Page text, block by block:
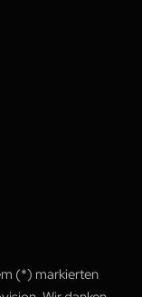
(*) markierten